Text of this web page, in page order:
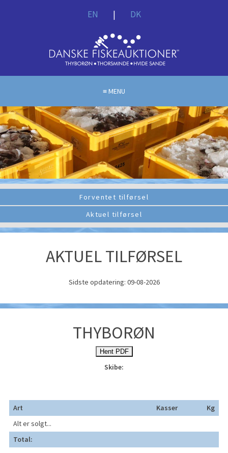
EN | DK
MENU
Forventet tilførsel
Aktuel tilførsel
AKTUEL TILFØRSEL
Sidste opdatering: 09-08-2026
THYBORØN
Hent PDF
Skibe:
Art Kasser
Kg
Alt er solgt...
Total: